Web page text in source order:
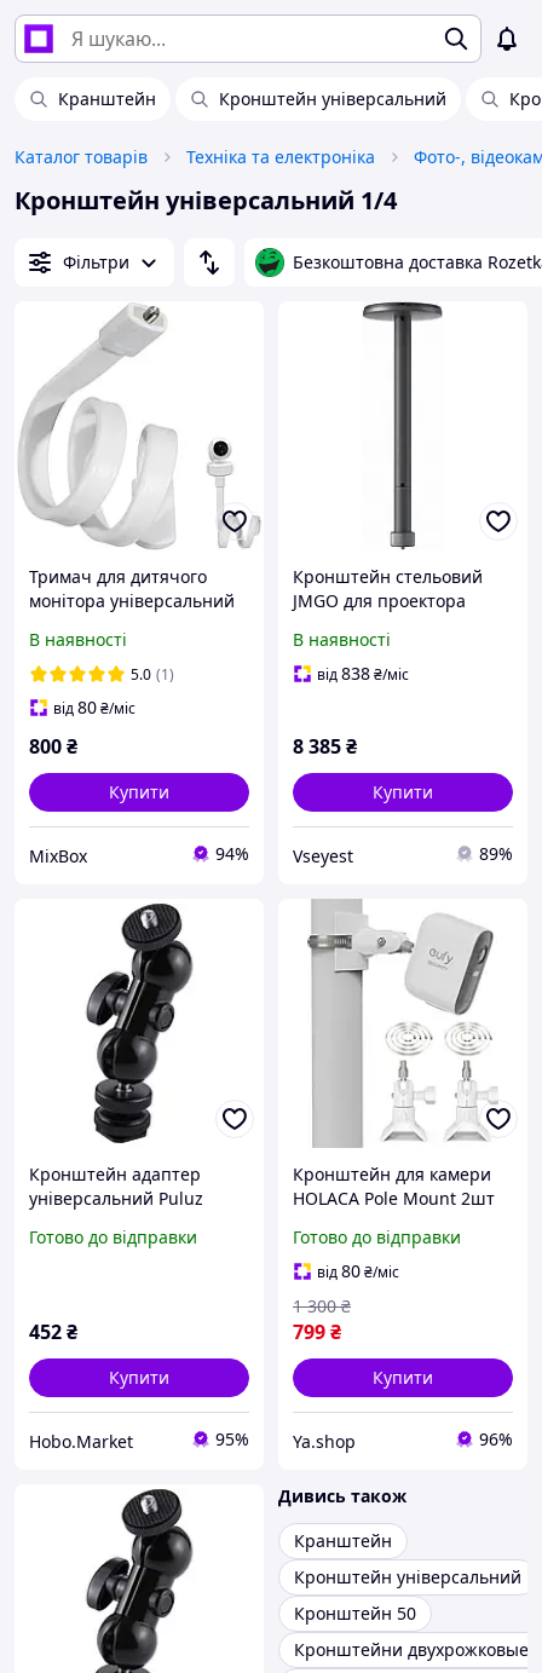
Кранштейн Кронштейн універсальний
Каталог товарів Техніка та електроніка Фото-,
Кронштейн універсальний 1/4
Фільтри Безкоштовна доставка
Тримач для дитячого
монітора універсальний
для камери без
свердління на ліжечко
стіл білий регульований
В наявності
5.0 (1)
від80₴/міс
800₴
Купити
MixBox 94%
Кронштейн стельовий
JMGO для проектора
кг
В наявності
від838₴/міс
8 385₴
Купити
Vseyest 89%
Кронштейн адаптер
універсальний Puluz
башмака на 1/4
Готово до відправки
452₴
Купити
Hobo.Market 95%
Кронштейн для камери
HOLACA Pole Mount 2шт
універсальний, 1/4
різьба)
Готово до відправки
від80₴/міс
799₴
1 300 ₴
Купити
Ya.shop 96%
Дивись також
Кранштейн
Кронштейн універсальний
Кронштейн 50
Кронштейни двухрожковые